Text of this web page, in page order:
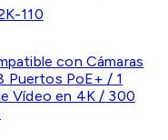
110